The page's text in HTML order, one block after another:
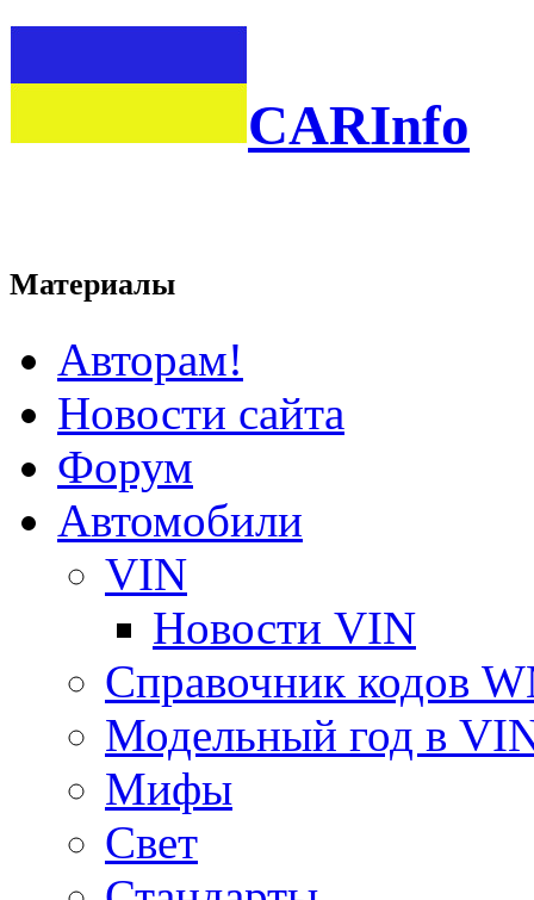
CARInfo
Материалы
Авторам!
Новости сайта
Форум
Автомобили
VIN
Новости VIN
Справочник кодов
Модельный год в
Мифы
Свет